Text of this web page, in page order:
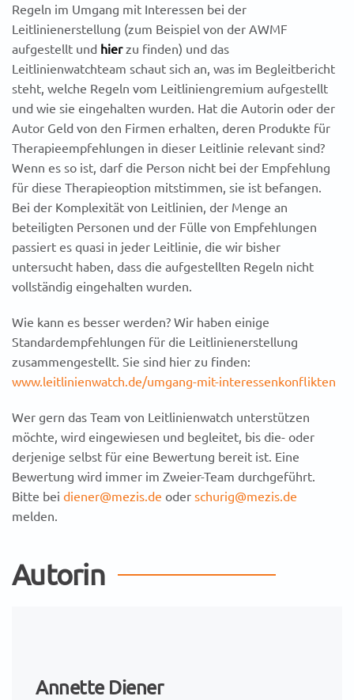
Regeln im Umgang mit Interessen bei der
Leitlinienerstellung (zum Beispiel von der AWMF
aufgestellt und hier zu finden) und das
Leitlinienwatchteam schaut sich an, was im Begleitbericht
steht, welche Regeln vom Leitliniengremium aufgestellt
und wie sie eingehalten wurden. Hat die Autorin oder der
Autor Geld von den Firmen erhalten, deren Produkte für
Therapieempfehlungen in dieser Leitlinie relevant sind?
Wenn es so ist, darf die Person nicht bei der Empfehlung
für diese Therapieoption mitstimmen, sie ist befangen.
Bei der Komplexität von Leitlinien, der Menge an
beteiligten Personen und der Fülle von Empfehlungen
passiert es quasi in jeder Leitlinie, die wir bisher
untersucht haben, dass die aufgestellten Regeln nicht
vollständig eingehalten wurden.
Wie kann es besser werden? Wir haben einige
Standardempfehlungen für die Leitlinienerstellung
zusammengestellt. Sie sind hier zu finden:
www.leitlinienwatch.de/umgang-mit-interessenkonflikten
Wer gern das Team von Leitlinienwatch unterstützen
möchte, wird eingewiesen und begleitet, bis die- oder
derjenige selbst für eine Bewertung bereit ist. Eine
Bewertung wird immer im Zweier-Team durchgeführt.
Bitte bei diener@mezis.de oder schurig@mezis.de
melden.
Autorin
Annette Diener